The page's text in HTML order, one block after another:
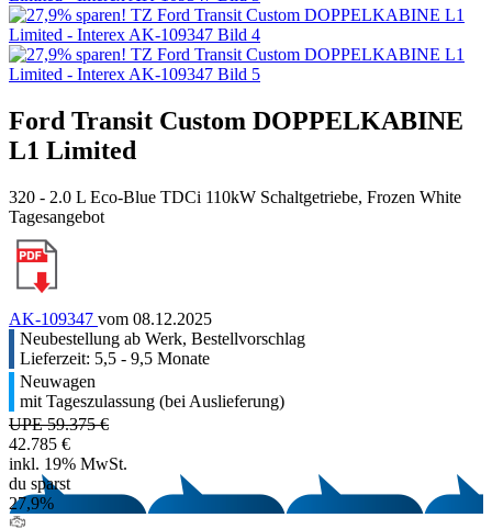
Ford Transit Custom DOPPELKABINE
L1 Limited
320 - 2.0 L Eco-Blue TDCi 110kW Schaltgetriebe, Frozen White
Tagesangebot
AK-109347 vom 08.12.2025
Neubestellung ab Werk, Bestellvorschlag
Lieferzeit: 5,5 - 9,5 Monate
Neuwagen
mit Tageszulassung (bei Auslieferung)
UPE 59.375 €
42.785 €
inkl. 19% MwSt.
du sparst
27,9%